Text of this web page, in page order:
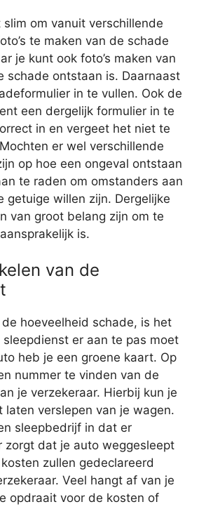
om vanuit verschillende
te maken van de schade
je kunt ook foto’s maken van
schade ontstaan is. Daarnaast
in te vullen. Ook de
een dergelijk formulier in te
in en vergeet het niet te
er wel verschillende
op hoe een ongeval ontstaan
te raden om omstanders aan
getuige willen zijn. Dergelijke
van groot belang zijn om te
is.
van de
hoeveelheid schade, is het
er aan te pas moet
heb je een groene kaart. Op
nummer te vinden van de
je verzekeraar. Hierbij kun je
laten verslepen van je wagen.
sleepbedrijf in dat er
zorgt dat je auto weggesleept
zullen gedeclareerd
Veel hangt af van je
opdraait voor de kosten of